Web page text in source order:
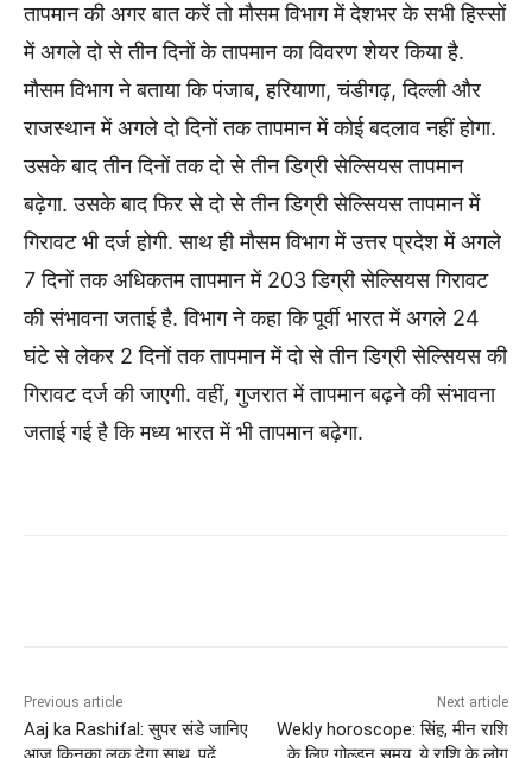
तापमान की अगर बात करें तो मौसम विभाग में देशभर के सभी हिस्सों
में अगले दो से तीन दिनों के तापमान का विवरण शेयर किया है.
मौसम विभाग ने बताया कि पंजाब, हरियाणा, चंडीगढ़, दिल्ली और
राजस्थान में अगले दो दिनों तक तापमान में कोई बदलाव नहीं होगा.
उसके बाद तीन दिनों तक दो से तीन डिग्री सेल्सियस तापमान
बढ़ेगा. उसके बाद फिर से दो से तीन डिग्री सेल्सियस तापमान में
गिरावट भी दर्ज होगी. साथ ही मौसम विभाग में उत्तर प्रदेश में अगले
7 दिनों तक अधिकतम तापमान में 203 डिग्री सेल्सियस गिरावट
की संभावना जताई है. विभाग ने कहा कि पूर्वी भारत में अगले 24
घंटे से लेकर 2 दिनों तक तापमान में दो से तीन डिग्री सेल्सियस की
गिरावट दर्ज की जाएगी. वहीं, गुजरात में तापमान बढ़ने की संभावना
जताई गई है कि मध्य भारत में भी तापमान बढ़ेगा.
Previous article
Aaj ka Rashifal: सुपर संडे जानिए
Next article
Wekly horoscope: सिंह, मीन राशि